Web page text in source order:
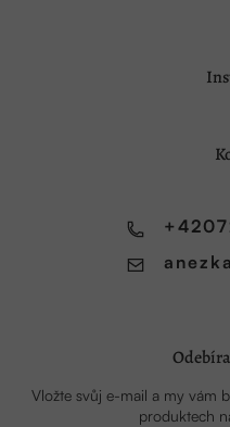
anezka
Vložte svůj e-mail a my vám
produktech